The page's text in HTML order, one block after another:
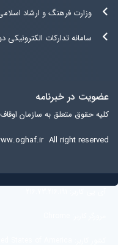
وزارت فرهنگ و ارشاد
سامانه تدارکات الکترونیکی
عضویت در خبرنامه
کلیه حقوق متعلق به سازمان
All right reserved